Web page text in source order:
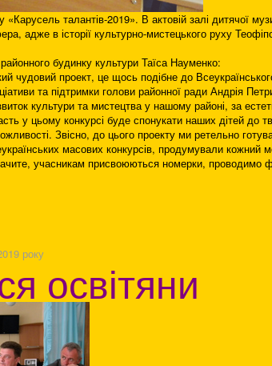
«Карусель талантів-2019». В актовій залі дитячої
адже в історії культурно-мистецького руху
будинку культури Таїса Науменко:
чудовий проект, це щось подібне до
та підтримки голови районної ради Андрія
культури та мистецтва у нашому районі, за
у цьому конкурсі буде спонукати наших дітей до
Звісно, до цього проекту ми ретельно
масових конкурсів, продумували
учасникам присвоюються номерки, проводимо
року
освітяни